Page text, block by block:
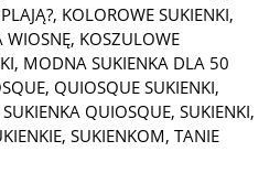
, KOLOROWE SUKIENKI,
WIOSNĘ, KOSZULOWE
, MODNA SUKIENKA DLA 50
, QUIOSQUE SUKIENKI,
SUKIENKA QUIOSQUE, SUKIENKI,
, SUKIENKOM, TANIE